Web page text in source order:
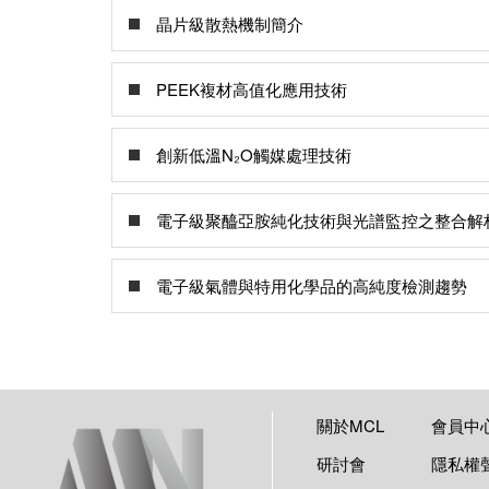
晶片級散熱機制簡介
PEEK複材高值化應用技術
創新低溫N₂O觸媒處理技術
電子級聚醯亞胺純化技術與光譜監控之整合解
電子級氣體與特用化學品的高純度檢測趨勢
關於MCL
會員中
研討會
隱私權